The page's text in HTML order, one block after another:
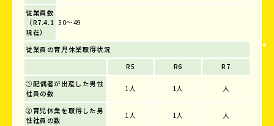
従業員数
（R7.4.1
現在）
30～49
従業員の育児休業取得状況
R5
R6
R7
①配偶者が出産した男性
社員の数
1人 1人 人
②育児休業を取得した男
性社員の数
1人 1人 人